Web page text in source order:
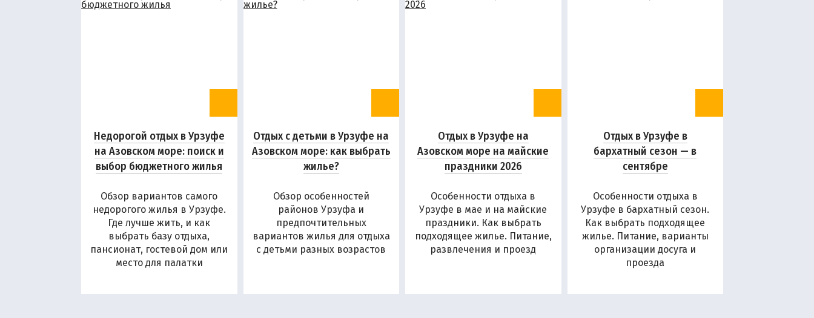
Недорогой отдых в Урзуфе
на Азовском море: поиск и
выбор бюджетного жилья
Обзор вариантов самого
недорогого жилья в Урзуфе.
Где лучше жить, и как
выбрать базу отдыха,
пансионат, гостевой дом или
место для палатки
Отдых с детьми в Урзуфе на
Азовском море: как выбрать
жилье?
Обзор особенностей
районов Урзуфа и
предпочтительных
вариантов жилья для отдыха
с детьми разных возрастов
Отдых в Урзуфе на
Азовском море на майские
праздники 2026
Особенности отдыха в
Урзуфе в мае и на майские
праздники. Как выбрать
подходящее жилье. Питание,
развлечения и проезд
Отдых в Урзуфе в
бархатный сезон — в
сентябре
Особенности отдыха в
Урзуфе в бархатный сезон.
Как выбрать подходящее
жилье. Питание, варианты
организации досуга и
проезда